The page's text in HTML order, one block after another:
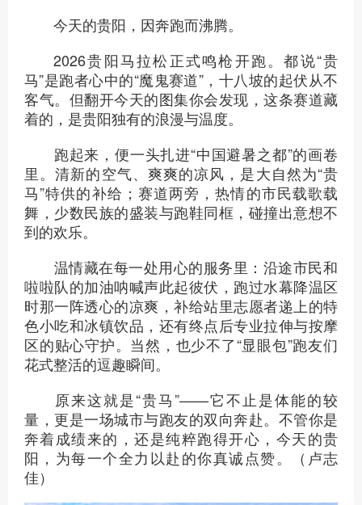
今天的贵阳，因奔跑而沸腾。
2026贵阳马拉松正式鸣枪开跑。都说“贵
马”是跑者心中的“魔鬼赛道”，十八坡的起伏从不
客气。但翻开今天的图集你会发现，这条赛道藏
着的，是贵阳独有的浪漫与温度。
跑起来，便一头扎进“中国避暑之都”的画卷
里。清新的空气、爽爽的凉风，是大自然为“贵
马”特供的补给；赛道两旁，热情的市民载歌载
舞，少数民族的盛装与跑鞋同框，碰撞出意想不
到的欢乐。
温情藏在每一处用心的服务里：沿途市民和
啦啦队的加油呐喊声此起彼伏，跑过水幕降温区
时那一阵透心的凉爽，补给站里志愿者递上的特
色小吃和冰镇饮品，还有终点后专业拉伸与按摩
区的贴心守护。当然，也少不了“显眼包”跑友们
花式整活的逗趣瞬间。
原来这就是“贵马”——它不止是体能的较
量，更是一场城市与跑友的双向奔赴。不管你是
奔着成绩来的，还是纯粹跑得开心，今天的贵
阳，为每一个全力以赴的你真诚点赞。（卢志
佳）